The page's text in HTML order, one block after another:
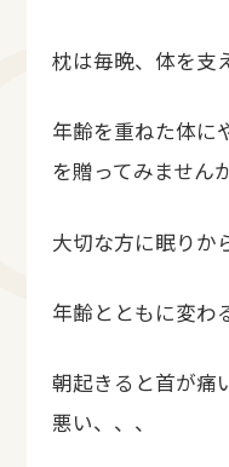
枕は毎晩、体を支
年齢を重ねた体に
を贈ってみません
大切な方に眠りか
年齢とともに変わ
朝起きると首が痛
悪い、、、